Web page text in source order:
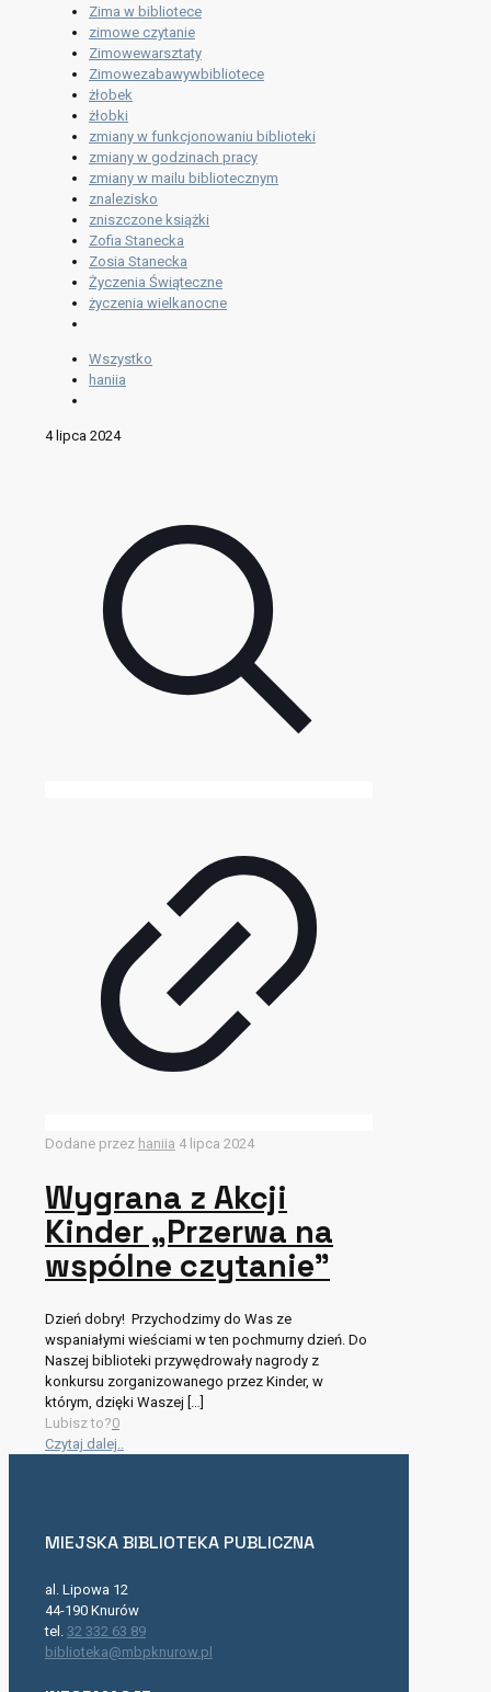
Zima w bibliotece
zimowe czytanie
Zimowewarsztaty
Zimowezabawywbibliotece
żłobek
żłobki
zmiany w funkcjonowaniu biblioteki
zmiany w godzinach pracy
zmiany w mailu bibliotecznym
znalezisko
zniszczone książki
Zofia Stanecka
Zosia Stanecka
Życzenia Świąteczne
życzenia wielkanocne
Wszystko
haniia
4 lipca 2024
Dodane przez haniia 4 lipca 2024
Wygrana z Akcji
Kinder „Przerwa na
wspólne czytanie”
Dzień dobry! Przychodzimy do Was ze
wspaniałymi wieściami w ten pochmurny dzień. Do
Naszej biblioteki przywędrowały nagrody z
konkursu zorganizowanego przez Kinder, w
którym, dzięki Waszej […]
Lubisz to?0
Czytaj dalej..
MIEJSKA BIBLIOTEKA PUBLICZNA
al. Lipowa 12
44-190 Knurów
tel. 32 332 63 89
biblioteka@mbpknurow.pl